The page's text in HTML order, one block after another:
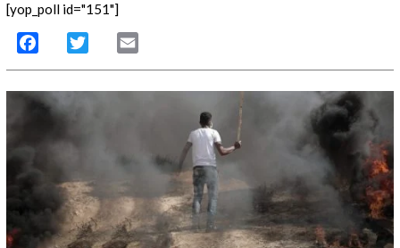
[yop_poll id="151"]
Facebook Twitter